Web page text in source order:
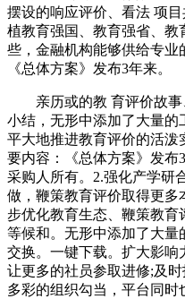
摆设的响应评价、看法 项
植教育强国、教育强省、
些，金融机构能够供给专业
《总体方案》发布3年来。
亲历或的教 育评价故事
小结，无形中添加了大量的
平大地推进教育评价的活泼
要内容：《总体方案》发布
采购人所有。2.强化产学研
做，鞭策教育评价取得更多
步优化教育生态、鞭策教育
等候和。无形中添加了大量
交换。一键下载。扩大影响
让更多的社员参取进修;及
多彩的组织勾当，平台同时